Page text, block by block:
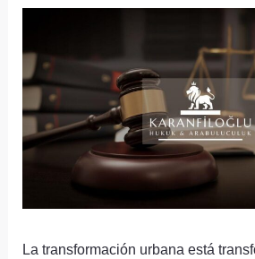
La transformación urbana está